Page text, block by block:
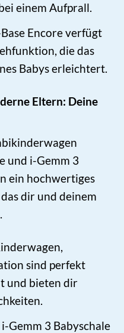
einem Aufprall.
Encore verfügt
die das
Babys erleichtert.
Eltern: Deine
und i-Gemm 3
ein hochwertiges
dir und deinem
sind perfekt
und bieten dir
Gemm 3 Babyschale